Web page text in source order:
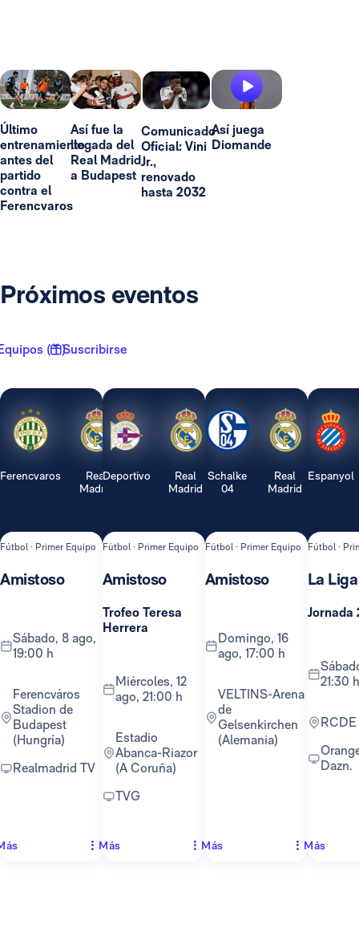
Último
entrenamiento
antes del
partido
contra el
Ferencvaros
Así fue la
llegada del
Real Madrid
a Budapest
Comunicado
Oficial: Vini
Jr.,
renovado
hasta 2032
Así juega
Diomande
Próximos eventos
( 1 )Suscribirse
Ferencvaros
Real
Madrid
Fútbol · Primer Equipo
Amistoso
sábado, 8 ago,
19:00 h
Ferencváros
Stadion de
Budapest
(Hungría)
Realmadrid TV
Deportivo
Real
Madrid
Fútbol · Primer Equipo
Amistoso
Trofeo Teresa
Herrera
miércoles, 12
ago, 21:00 h
Estadio
Abanca-Riazor
(A Coruña)
TVG
Más
Schalke
04
Real
Madrid
Fútbol · Primer Equipo
Amistoso
domingo, 16
ago, 17:00 h
VELTINS-Arena
de
Gelsenkirchen
(Alemania)
Más
Espanyol
Fútbol ·
La Liga
Jornada
sábado, 22 ago,
21:30 h
Orange TV y
Dazn.
Más